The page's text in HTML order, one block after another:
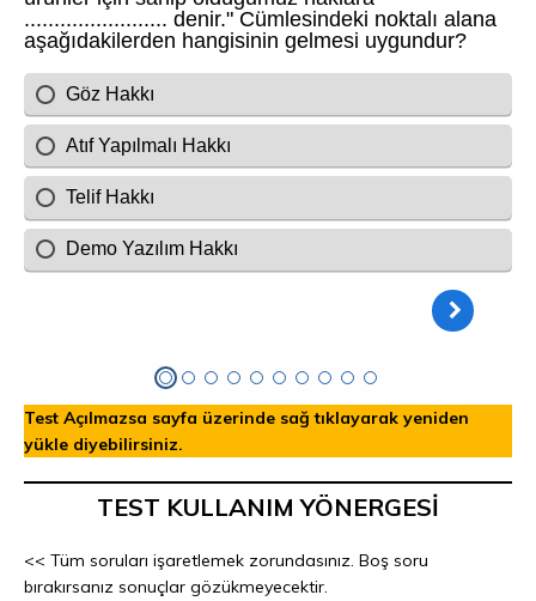
Test Açılmazsa sayfa üzerinde sağ tıklayarak yeniden
yükle diyebilirsiniz.
TEST KULLANIM YÖNERGESİ
<< Tüm soruları işaretlemek zorundasınız. Boş soru
bırakırsanız sonuçlar gözükmeyecektir.